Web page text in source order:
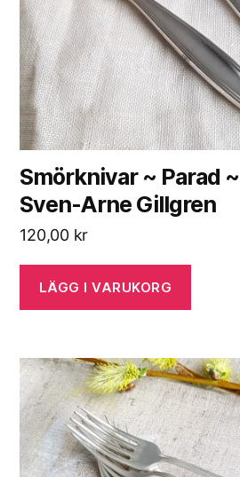
Smörknivar ~ Parad
Sven-Arne Gillgren
120,00 kr
LÄGG I VARUKORG